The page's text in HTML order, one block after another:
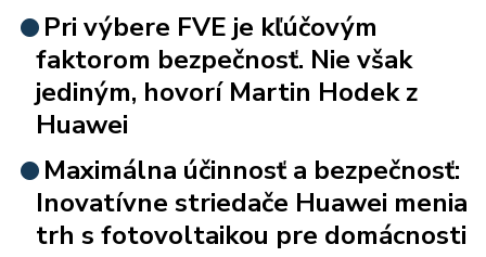
Pri výbere FVE je kľúčovým
faktorom bezpečnosť. Nie však
jediným, hovorí Martin Hodek z
Huawei
Maximálna účinnosť a bezpečnosť:
Inovatívne striedače Huawei menia
trh s fotovoltaikou pre domácnosti